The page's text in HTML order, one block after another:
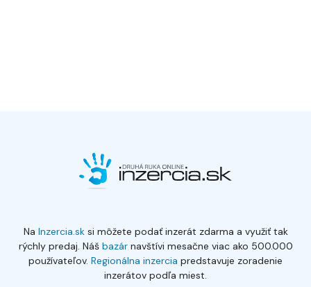
Na Inzercia.sksi môžete podať inzerát zdarma a využiť tak
rýchly predaj. Náš bazárnavštívi mesačne viac ako 500.000
používateľov. Regionálna inzercia predstavuje zoradenie
inzerátov podľa miest.